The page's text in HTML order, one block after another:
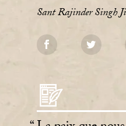
Sant Rajinder Singh